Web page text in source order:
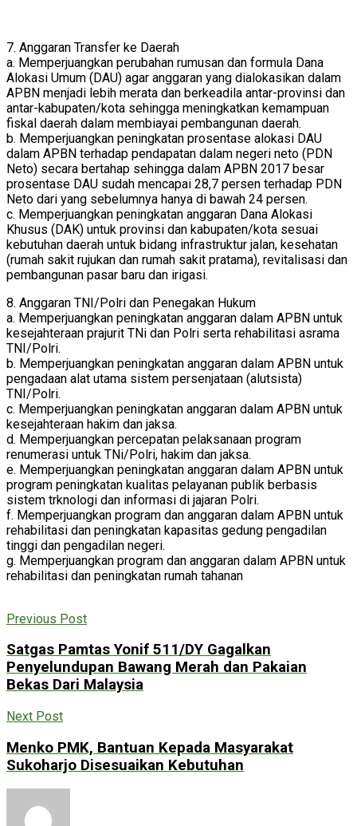
7. Anggaran Transfer ke Daerah
a. Memperjuangkan perubahan rumusan dan formula Dana
Alokasi Umum (DAU) agar anggaran yang dialokasikan dalam
APBN menjadi lebih merata dan berkeadila antar-provinsi dan
antar-kabupaten/kota sehingga meningkatkan kemampuan
fiskal daerah dalam membiayai pembangunan daerah.
b. Memperjuangkan peningkatan prosentase alokasi DAU
dalam APBN terhadap pendapatan dalam negeri neto (PDN
Neto) secara bertahap sehingga dalam APBN 2017 besar
prosentase DAU sudah mencapai 28,7 persen terhadap PDN
Neto dari yang sebelumnya hanya di bawah 24 persen.
c. Memperjuangkan peningkatan anggaran Dana Alokasi
Khusus (DAK) untuk provinsi dan kabupaten/kota sesuai
kebutuhan daerah untuk bidang infrastruktur jalan, kesehatan
(rumah sakit rujukan dan rumah sakit pratama), revitalisasi dan
pembangunan pasar baru dan irigasi.
8. Anggaran TNI/Polri dan Penegakan Hukum
a. Memperjuangkan peningkatan anggaran dalam APBN untuk
kesejahteraan prajurit TNi dan Polri serta rehabilitasi asrama
TNI/Polri.
b. Memperjuangkan peningkatan anggaran dalam APBN untuk
pengadaan alat utama sistem persenjataan (alutsista)
TNI/Polri.
c. Memperjuangkan peningkatan anggaran dalam APBN untuk
kesejahteraan hakim dan jaksa.
d. Memperjuangkan percepatan pelaksanaan program
renumerasi untuk TNi/Polri, hakim dan jaksa.
e. Memperjuangkan peningkatan anggaran dalam APBN untuk
program peningkatan kualitas pelayanan publik berbasis
sistem trknologi dan informasi di jajaran Polri.
f. Memperjuangkan program dan anggaran dalam APBN untuk
rehabilitasi dan peningkatan kapasitas gedung pengadilan
tinggi dan pengadilan negeri.
g. Memperjuangkan program dan anggaran dalam APBN untuk
rehabilitasi dan peningkatan rumah tahanan
Previous Post
Satgas Pamtas Yonif 511/DY Gagalkan
Penyelundupan Bawang Merah dan Pakaian
Bekas Dari Malaysia
Next Post
Menko PMK, Bantuan Kepada Masyarakat
Sukoharjo Disesuaikan Kebutuhan